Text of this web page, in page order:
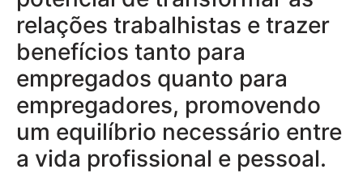
relações trabalhistas e trazer
benefícios tanto para
empregados quanto para
empregadores, promovendo
um equilíbrio necessário entre
a vida profissional e pessoal.